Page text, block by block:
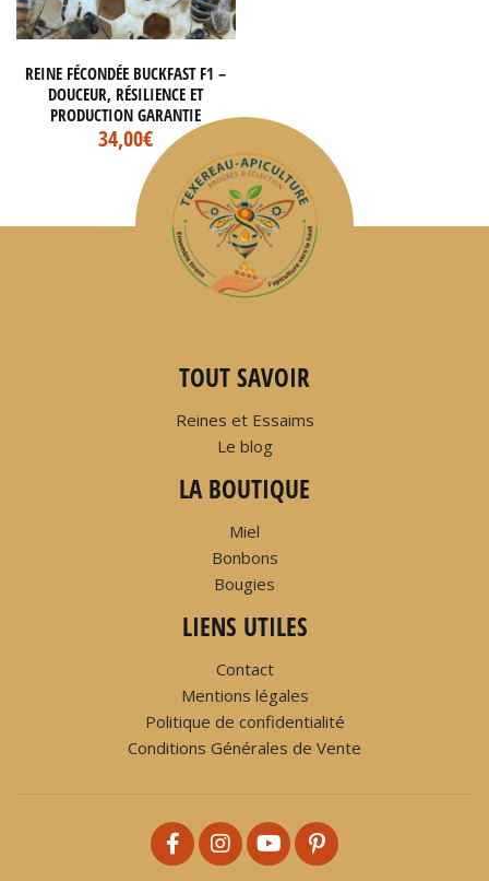
REINE FÉCONDÉE BUCKFAST F1 –
DOUCEUR, RÉSILIENCE ET
PRODUCTION GARANTIE
34,00€
TOUT SAVOIR
Reines et Essaims
Le blog
LA BOUTIQUE
Miel
Bonbons
Bougies
LIENS UTILES
Contact
Mentions légales
Politique de confidentialité
Conditions Générales de Vente